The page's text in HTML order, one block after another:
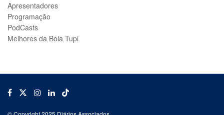
Apresentadores
Programação
PodCasts
Melhores da Bola Tupi